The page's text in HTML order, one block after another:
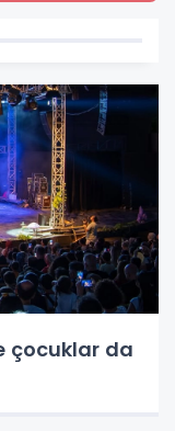
çocuklar da